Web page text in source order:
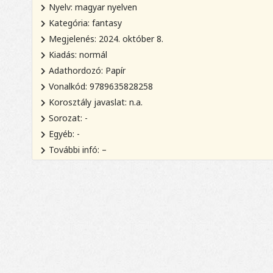
Nyelv: magyar nyelven
Kategória: fantasy
Megjelenés: 2024. október 8.
Kiadás: normál
Adathordozó: Papír
Vonalkód: 9789635828258
Korosztály javaslat: n.a.
Sorozat: -
Egyéb: -
További infó: –